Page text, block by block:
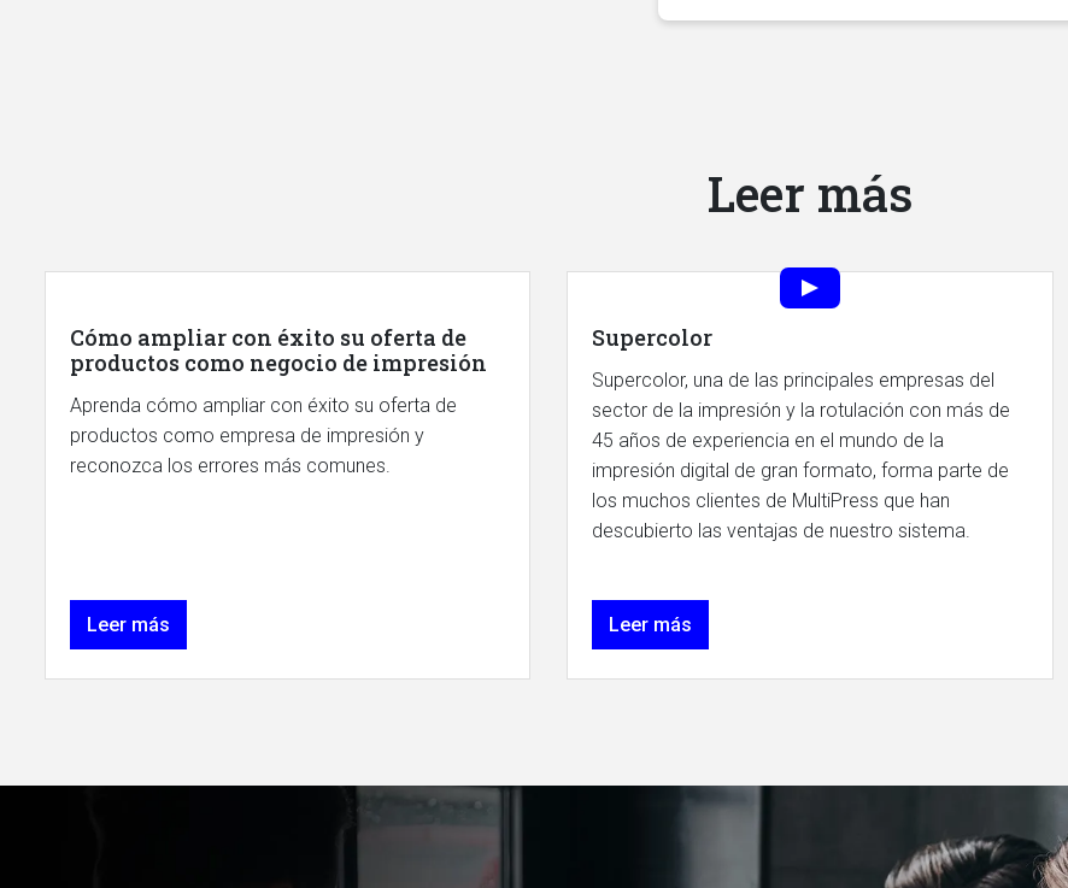
Leer más
Cómo ampliar con éxito su oferta de
productos como negocio de impresión
Aprenda cómo ampliar con éxito su oferta de
productos como empresa de impresión y
reconozca los errores más comunes.
Leer más
Supercolor
Supercolor, una de las principales empresas del
sector de la impresión y la rotulación con más de
45 años de experiencia en el mundo de la
impresión digital de gran formato, forma parte de
los muchos clientes de MultiPress que han
descubierto las ventajas de nuestro sistema.
Leer más